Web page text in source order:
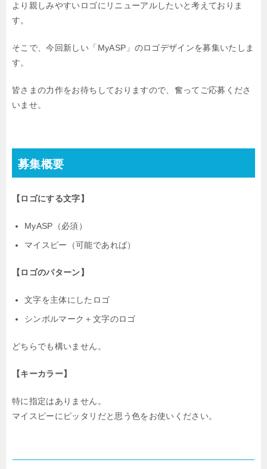
より親しみやすいロゴにリニューアルしたいと考えておりま
す。
そこで、今回新しい「MyASP」のロゴデザインを募集いたしま
す。
皆さまの力作をお待ちしておりますので、奮ってご応募くださ
いませ。
募集概要
【ロゴにする文字】
MyASP（必須）
マイスピー（可能であれば）
【ロゴのパターン】
文字を主体にしたロゴ
シンボルマーク＋文字のロゴ
どちらでも構いません。
【キーカラー】
特に指定はありません。
マイスピーにピッタリだと思う色をお使いください。